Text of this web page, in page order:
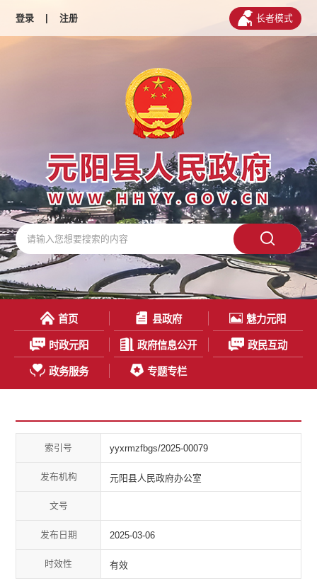
登录 | 注册 长者模式
首页 县政府 魅力元阳
时政元阳 政府信息公开 政民互动
政务服务 专题专栏
索引号 yyxrmzfbgs/2025-00079
发布机构 元阳县人民政府办公室
文号
发布日期 2025-03-06
时效性 有效